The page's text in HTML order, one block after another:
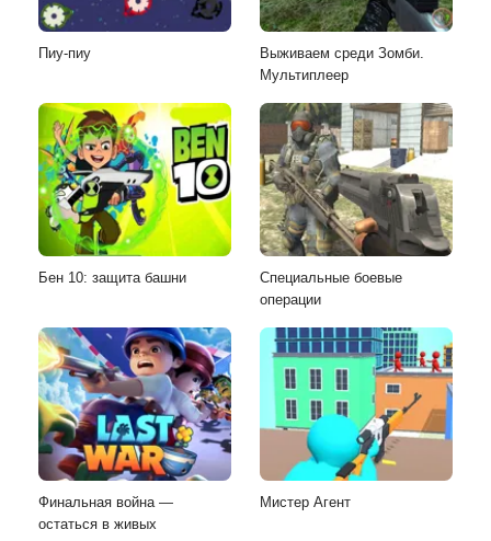
Пиу-пиу
Выживаем среди Зомби.
Мультиплеер
Бен 10: защита башни
Специальные боевые
операции
Финальная война —
остаться в живых
Мистер Агент